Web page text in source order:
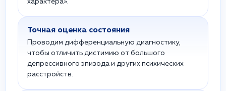
характера».
Точная оценка состояния
Проводим дифференциальную диагностику,
чтобы отличить дистимию от большого
депрессивного эпизода и других психических
расстройств.